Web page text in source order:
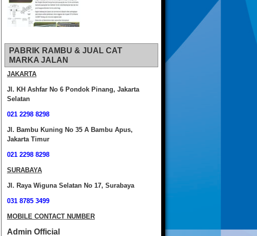
PABRIK RAMBU & JUAL CAT
MARKA JALAN
JAKARTA
Jl. KH Ashfar No 6 Pondok Pinang, Jakarta
Selatan
021 2298 8298
Jl. Bambu Kuning No 35 A Bambu Apus,
Jakarta Timur
021 2298 8298
SURABAYA
Jl. Raya Wiguna Selatan No 17, Surabaya
031 8785 3499
MOBILE CONTACT NUMBER
Admin Official